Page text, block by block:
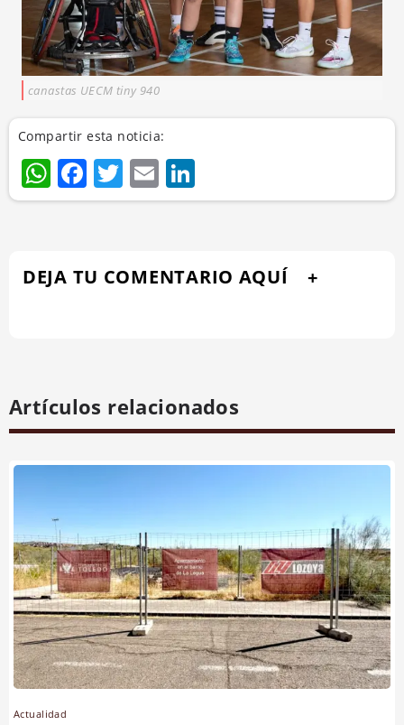
canastas UECM tiny 940
Compartir esta noticia:
WhatsApp
Facebook
Twitter
Email
DEJA TU COMENTARIO AQUÍ
Artículos relacionados
Actualidad